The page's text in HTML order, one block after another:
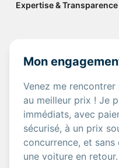
Expertise & Transparence
Mon
Venez me
au meilleur prix ! Je
immédiats, avec
sécurisé, à un prix
concurrence, et
une voiture en retour.